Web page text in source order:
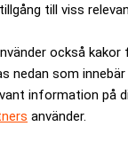
till viss
också
nedan som
information på
använder.